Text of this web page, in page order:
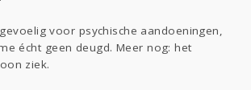
voor psychische aandoeningen,
écht geen deugd. Meer nog: het
ziek.